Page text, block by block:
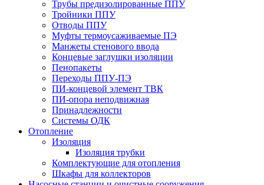
Трубы предизолированные ППУ
Тройники ППУ
Отводы ППУ
Муфты термоусаживаемые ПЭ
Манжеты стенового ввода
Концевые заглушки изоляции
Пенопакеты
Переходы ППУ-ПЭ
ПИ-концевой элемент ТВК
ПИ-опора неподвижная
Принадлежности
Системы ОДК
Отопление
Изоляция
Изоляция трубки
Комплектующие для отопления
Шкафы для коллекторов